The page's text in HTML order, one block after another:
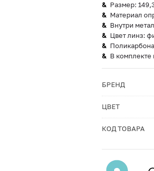
Размер:
Материал
Внутри
Цвет линз:
В комплекте
БРЕНД
ЦВЕТ
КОД ТОВАРА